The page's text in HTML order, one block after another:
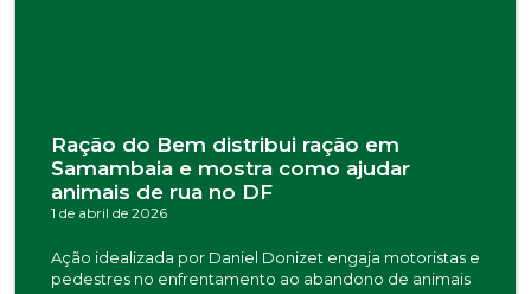
Ração do Bem distribui ração em
Samambaia e mostra como ajudar
animais de rua no DF
1 de abril de 2026
Ação idealizada por Daniel Donizet engaja motoristas e
pedestres no enfrentamento ao abandono de animais